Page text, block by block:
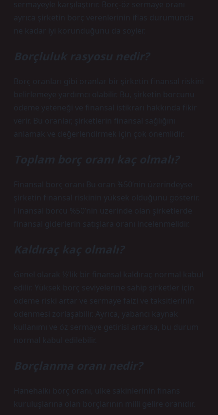
sermayeyle karşılaştırır. Borç-öz sermaye oranı
ayrıca şirketin borç verenlerinin iflas durumunda
ne kadar iyi korunduğunu da söyler.
Borçluluk rasyosu nedir?
Borç oranları gibi oranlar bir şirketin finansal riskini
belirlemeye yardımcı olabilir. Bu, şirketin borcunu
ödeme yeteneği ve finansal istikrarı hakkında fikir
verir. Bu oranlar, şirketlerin finansal sağlığını
anlamak ve değerlendirmek için çok önemlidir.
Toplam borç oranı kaç olmalı?
Finansal borç oranı Bu oran %50’nin üzerindeyse
şirketin finansal riskinin yüksek olduğunu gösterir.
Finansal borcu %50’nin üzerinde olan şirketlerde
finansal giderlerin satışlara oranı incelenmelidir.
Kaldıraç kaç olmalı?
Genel olarak ½’lik bir finansal kaldıraç normal kabul
edilir. Yüksek borç seviyelerine sahip şirketler için
ödeme riski artar ve sermaye faizi ve taksitlerinin
ödenmesi zorlaşabilir. Ayrıca, yabancı kaynak
kullanımı ve öz sermaye getirisi artarsa, bu durum
normal kabul edilebilir.
Borçlanma oranı nedir?
Hanehalkı borç oranı, ülke sakinlerinin finans
kuruluşlarına olan borçlarının milli gelire oranıdır.